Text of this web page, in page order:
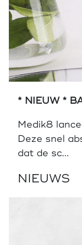
* NIEUW *
Medik8
Deze snel
dat de sc...
NIEUWS